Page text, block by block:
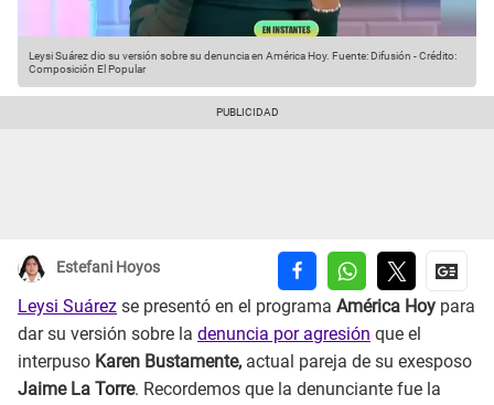
Leysi Suárez dio su versión sobre su denuncia en América Hoy. Fuente: Difusión -Crédito:
Composición El Popular
Estefani Hoyos
Leysi Suárez se presentó en el programa América Hoy para
dar su versión sobre la denuncia por agresión que el
interpuso Karen Bustamente, actual pareja de su exesposo
Jaime La Torre. Recordemos que la denunciante fue la